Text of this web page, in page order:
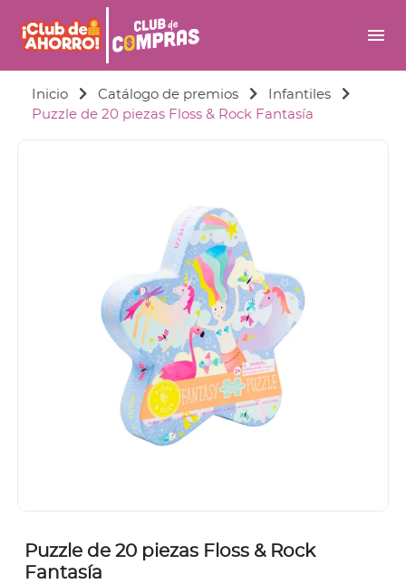
menu
Inicio Catálogo de premios
Infantiles
Puzzle de 20 piezas Floss & Rock Fantasía
Puzzle de 20 piezas Floss & Rock
Fantasía